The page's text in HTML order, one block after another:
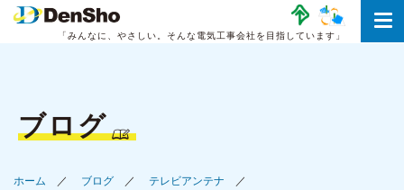
「みんなに、やさしい。 そんな電気工事会社を目指しています」
ブログ
ホーム ブログ
テレビアンテナ